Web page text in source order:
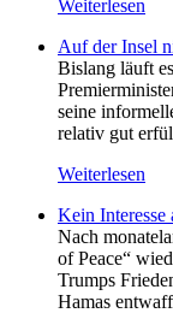
Weiterlesen
Auf der Insel
Bislang läuft
seine
relativ gut
Weiterlesen
Kein Inte­resse
Nach
of Peace“
Trumps
Hamas